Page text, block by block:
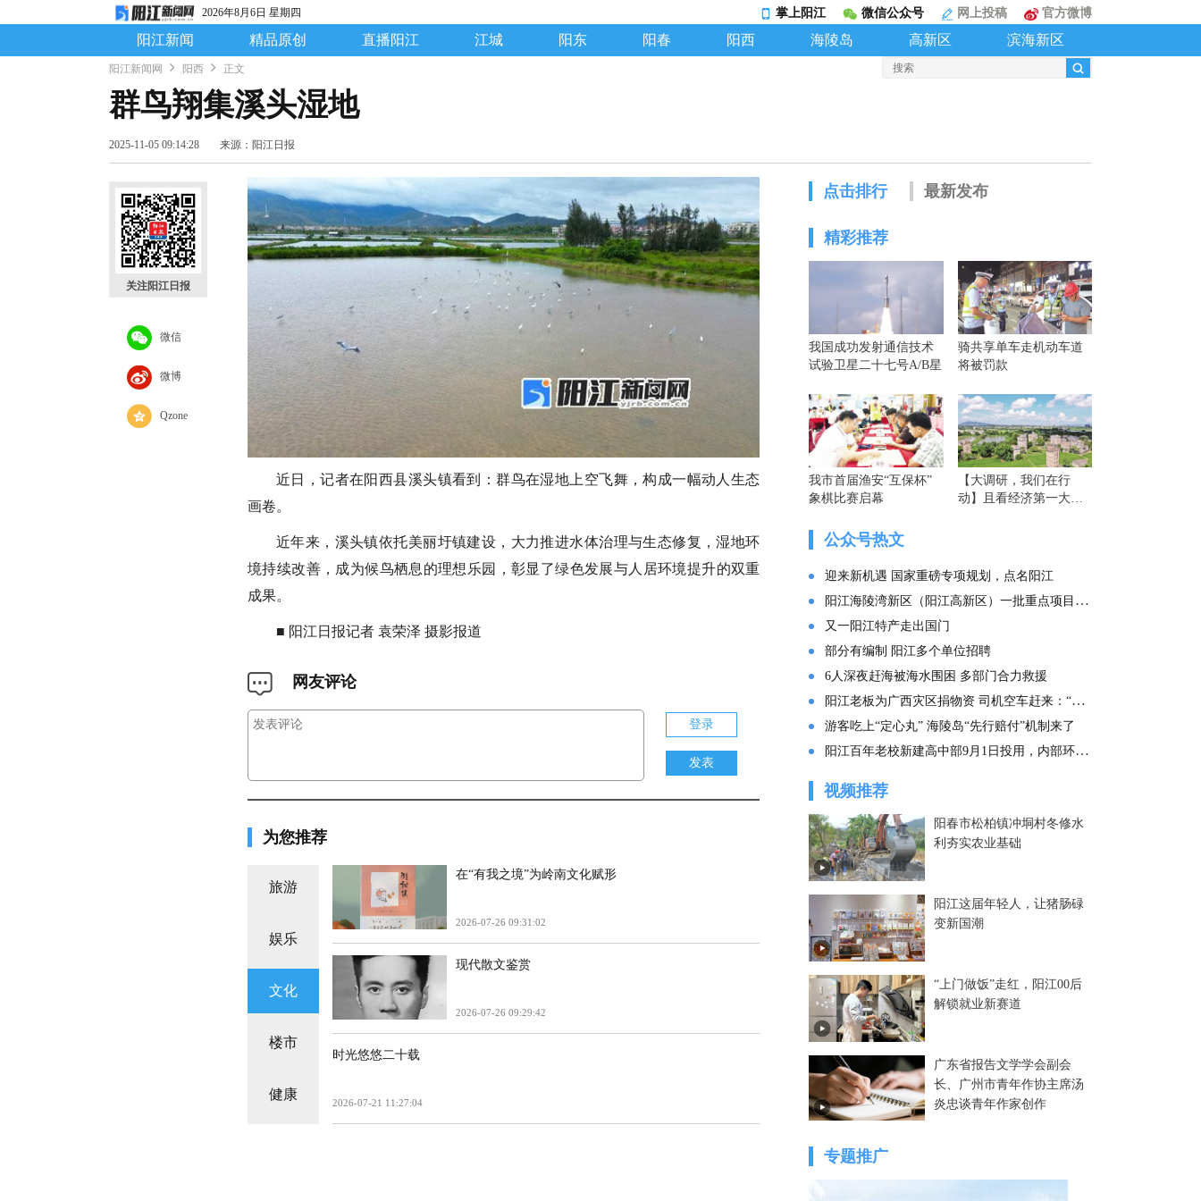
2026年8月6日 星期四 掌上阳江 微信公众号 网上投稿 官方微博
阳江新闻 精品原创 直播阳江 江城 阳东 阳春 阳西 海陵岛 高新区 滨海新区
阳江新闻网 阳西 正文
群鸟翔集溪头湿地
2025-11-05 09:14:28 来源：阳江日报
关注阳江日报
微信
微博
Qzone
近日，记者在阳西县溪头镇看到：群鸟在湿地上空飞舞，构成一幅动人生态
画卷。
近年来，溪头镇依托美丽圩镇建设，大力推进水体治理与生态修复，湿地环
境持续改善，成为候鸟栖息的理想乐园，彰显了绿色发展与人居环境提升的双重
成果。
■ 阳江日报记者 袁荣泽 摄影报道
网友评论
登录
发表
为您推荐
旅游
娱乐
文化
楼市
健康
在“有我之境”为岭南文化赋形
2026-07-26 09:31:02
现代散文鉴赏
2026-07-26 09:29:42
时光悠悠二十载
2026-07-21 11:27:04
点击排行 最新发布
精彩推荐
我国成功发射通信技术
试验卫星二十七号A/B星
骑共享单车走机动车道
将被罚款
我市首届渔安“互保杯”
象棋比赛启幕
【大调研，我们在行
动】且看经济第一大省
公众号热文
迎来新机遇 国家重磅专项规划，点名阳江
阳江海陵湾新区（阳江高新区）一批重点项目集中投产
又一阳江特产走出国门
部分有编制 阳江多个单位招聘
6人深夜赶海被海水围困 多部门合力救援
阳江老板为广西灾区捐物资 司机空车赶来：“免费拉！”
游客吃上“定心丸” 海陵岛“先行赔付”机制来了
阳江百年老校新建高中部9月1日投用，内部环境曝光
视频推荐
阳春市松柏镇冲垌村冬修水
利夯实农业基础
阳江这届年轻人，让猪肠碌
变新国潮
“上门做饭”走红，阳江00后
解锁就业新赛道
广东省报告文学学会副会
长、广州市青年作协主席汤
炎忠谈青年作家创作
专题推广